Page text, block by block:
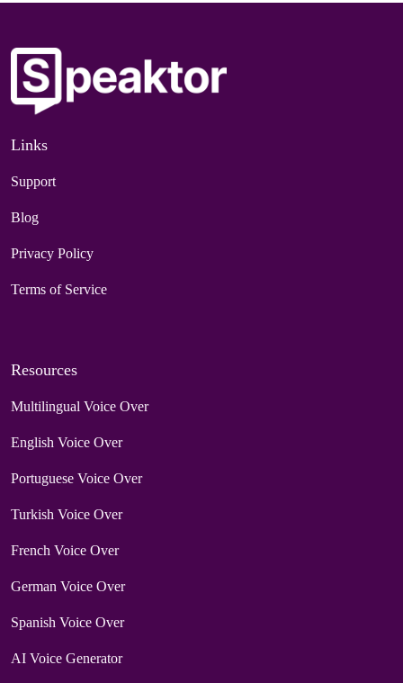
Links
Support
Blog
Privacy Policy
Terms of Service
Resources
Multilingual Voice Over
English Voice Over
Portuguese Voice Over
Turkish Voice Over
French Voice Over
German Voice Over
Spanish Voice Over
AI Voice Generator